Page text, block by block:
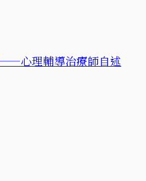
心理輔導治療師自述